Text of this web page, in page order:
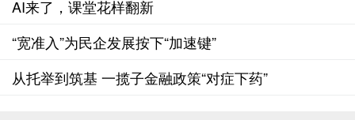
AI来了，课堂花样翻新
“宽准入”为民企发展按下“加速键”
从托举到筑基 一揽子金融政策“对症下药”